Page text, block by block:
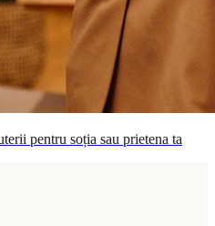
pentru soția sau prietena ta